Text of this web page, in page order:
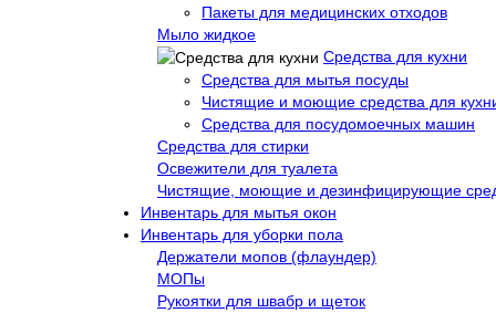
Пакеты для медицинских отходов
Мыло жидкое
Средства для кухни
Средства для мытья посуды
Чистящие и моющие средства для
Средства для посудомоечных машин
Средства для стирки
Освежители для туалета
Чистящие, моющие и дезинфицирующие
Инвентарь для мытья окон
Инвентарь для уборки пола
Держатели мопов (флаундер)
МОПы
Рукоятки для швабр и щеток